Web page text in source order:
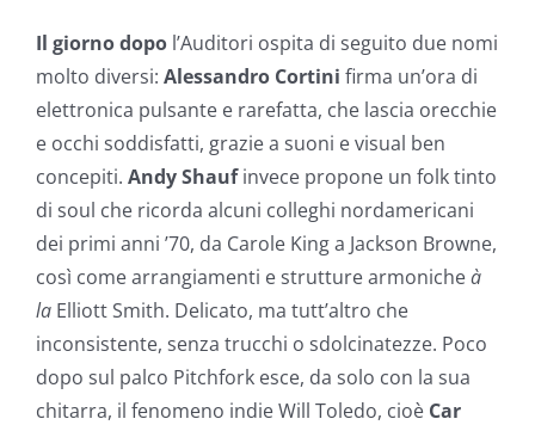
Il giorno dopo l’Auditori ospita di seguito due nomi
molto diversi: Alessandro Cortini firma un’ora di
elettronica pulsante e rarefatta, che lascia orecchie
e occhi soddisfatti, grazie a suoni e visual ben
concepiti. Andy Shaufinvece propone un folk tinto
di soul che ricorda alcuni colleghi nordamericani
dei primi anni ’70, da Carole King a Jackson Browne,
così come arrangiamenti e strutture armonicheà
la Elliott Smith. Delicato, ma tutt’altro che
inconsistente, senza trucchi o sdolcinatezze. Poco
dopo sul palco Pitchfork esce, da solo con la sua
chitarra, il fenomeno indie Will Toledo, cioè Car